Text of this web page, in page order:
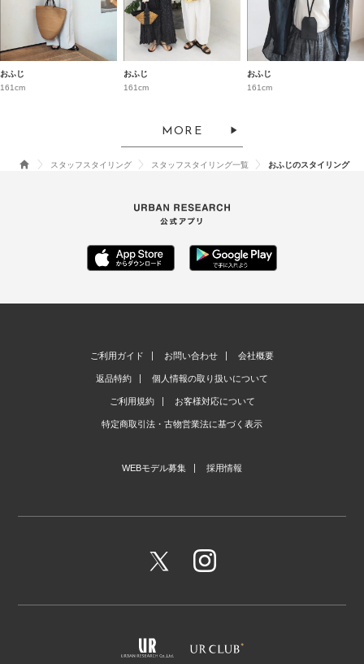
おふじ
161cm
おふじ
161cm
おふじ
161cm
MORE
スタッフスタイリング スタッフスタイリング一覧 おふじのスタイリング
ご利用ガイド お問い合わせ 会社概要
返品特約 個人情報の取り扱いについて
ご利用規約 お客様対応について
特定商取引法・古物営業法に基づく表示
WEBモデル募集 採用情報